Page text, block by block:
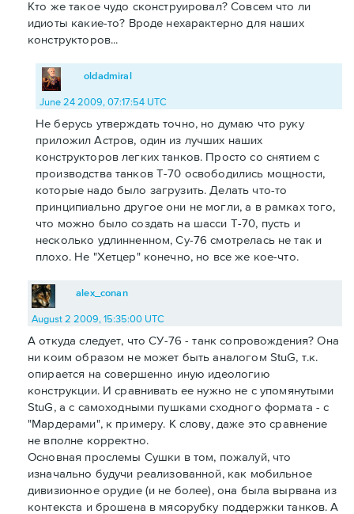
Кто же такое чудо сконструировал? Совсем что ли
идиоты какие-то? Вроде нехарактерно для наших
конструкторов...
oldadmiral
June 24 2009, 07:17:54 UTC
Не берусь утверждать точно, но думаю что руку
приложил Астров, один из лучших наших
конструкторов легких танков. Просто со снятием с
производства танков Т-70 освободились мощности,
которые надо было загрузить. Делать что-то
принципиально другое они не могли, а в рамках того,
что можно было создать на шасси Т-70, пусть и
несколько удлинненном, Су-76 смотрелась не так и
плохо. Не "Хетцер" конечно, но все же кое-что.
alex_conan
August 2 2009, 15:35:00 UTC
А откуда следует, что СУ-76 - танк сопровождения? Она
ни коим образом не может быть аналогом StuG, т.к.
опирается на совершенно иную идеологию
конструкции. И сравнивать ее нужно не с упомянутыми
StuG, а с самоходными пушками сходного формата - с
"Мардерами", к примеру. К слову, даже это сравнение
не вполне корректно.
Основная прослемы Сушки в том, пожалуй, что
изначально будучи реализованной, как мобильное
дивизионное орудие (и не более), она была вырвана из
контекста и брошена в мясорубку поддержки танков. А